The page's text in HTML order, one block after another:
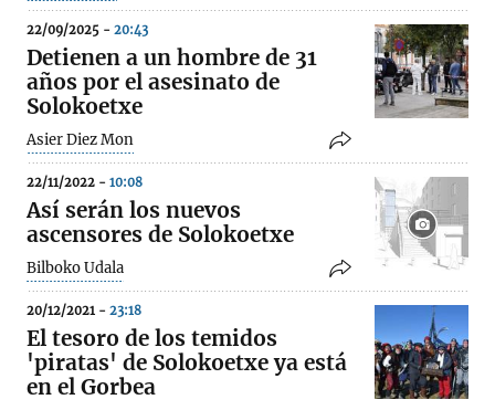
22/09/2025 - 20:43
Detienen a un hombre de 31
años por el asesinato de
Solokoetxe
Asier Diez Mon
22/11/2022 - 10:08
Así serán los nuevos
ascensores de Solokoetxe
Bilboko Udala
20/12/2021 - 23:18
El tesoro de los temidos
'piratas' de Solokoetxe ya está
en el Gorbea